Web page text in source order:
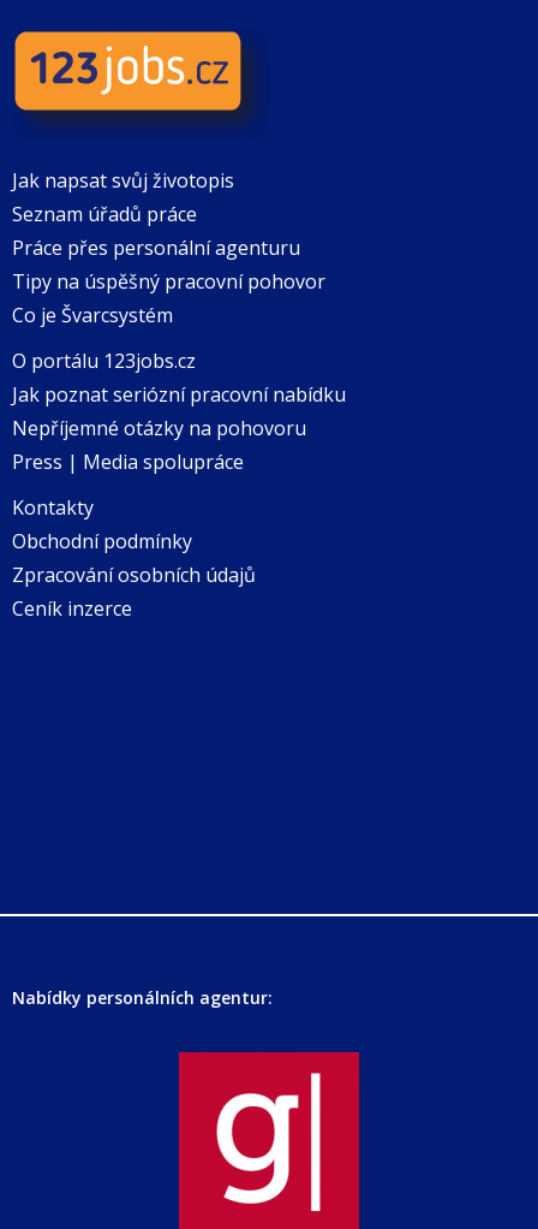
Jak napsat svůj životopis
Seznam úřadů práce
Práce přes personální agenturu
Tipy na úspěšný pracovní pohovor
Co je Švarcsystém
O portálu 123jobs.cz
Jak poznat seriózní pracovní nabídku
Nepříjemné otázky na pohovoru
Press | Media spolupráce
Kontakty
Obchodní podmínky
Zpracování osobních údajů
Ceník inzerce
Nabídky personálních agentur: